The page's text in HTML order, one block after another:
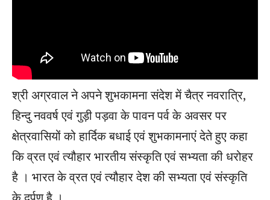
श्री अग्रवाल ने अपने शुभकामना संदेश में चैत्र नवरात्रि,
हिन्‍दु नववर्ष एवं गुड़ी पड़वा के पावन पर्व के अवसर पर
क्षेत्रवासियों को हार्दिक बधाई एवं शुभकामनाएं देते हुए कहा
कि व्रत एवं त्‍यौहार भारतीय संस्‍कृति एवं सभ्‍यता की धरोहर
है । भारत के व्रत एवं त्‍यौहार देश की सभ्‍यता एवं संस्‍कृति